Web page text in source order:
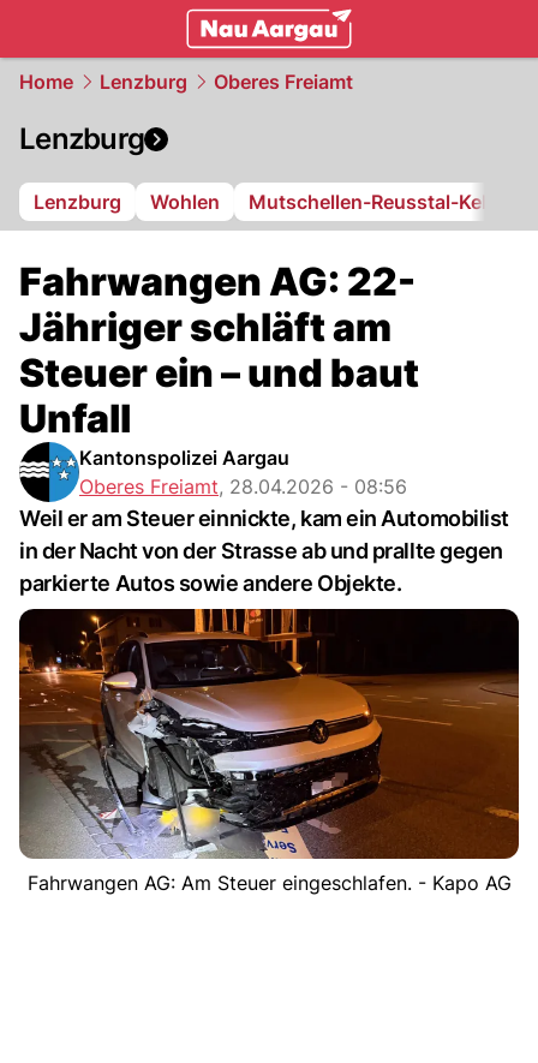
Home Lenzburg Oberes Freiamt
Lenzburg
Lenzburg Wohlen Mutschellen-Reusstal-
Fahrwangen AG: 22-
Jähriger schläft am
Steuer ein – und baut
Unfall
Kantonspolizei Aargau
Oberes Freiamt, 28.04.2026 - 08:56
Weil er am Steuer einnickte, kam ein Automobilist
in der Nacht von der Strasse ab und prallte gegen
parkierte Autos sowie andere Objekte.
Fahrwangen AG: Am Steuer eingeschlafen. - Kapo AG